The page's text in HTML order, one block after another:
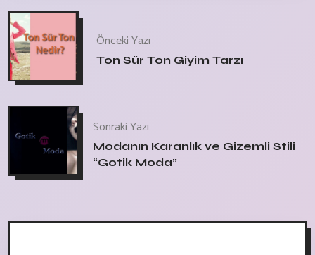
Önceki Yazı
Ton Sür Ton Giyim Tarzı
Sonraki Yazı
Modanın Karanlık ve Gizemli Stili
“Gotik Moda”